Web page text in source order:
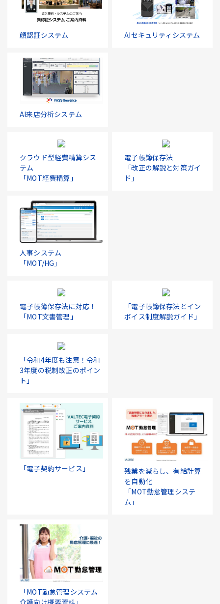
顔認証システム AIセキュリティシステム
AI来店分析システム
クラウド型経費精算シス
テム
「MOT経費精算」
電子帳簿保存法
「改正の解説と対策ガイ
ド」
人事システム
「MOT/HG」
電子帳簿保存法に対応！
「MOT文書管理」
「電子帳簿保存法とイン
ボイス制度解説ガイド」
「令和4年度も注意！令和
3年度の税制改正のポイン
ト」
「電子契約サービス」
残業を減らし、有給計算
を自動化
「MOT勤怠管理システ
ム」
「MOT勤怠管理システム